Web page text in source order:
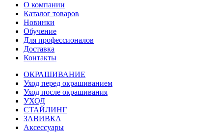
О компании
Каталог товаров
Новинки
Обучение
Для профессионалов
Доставка
Контакты
ОКРАШИВАНИЕ
Уход перед окрашиванием
Уход после окрашивания
УХОД
СТАЙЛИНГ
ЗАВИВКА
Аксессуары